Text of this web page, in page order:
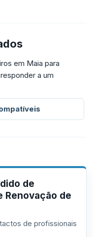
em Maia para
a um
de
Renovação de
de profissionais